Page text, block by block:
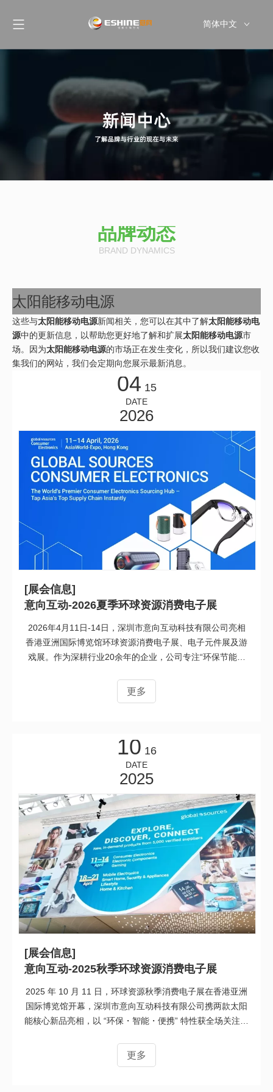
简体中文
品牌动态
BRAND DYNAMICS
太阳能移动电源
这些与太阳能移动电源新闻相关，您可以在其中了解太阳能移动电
源中的更新信息，以帮助您更好地了解和扩展太阳能移动电源市
场。因为太阳能移动电源的市场正在发生变化，所以我们建议您收
集我们的网站，我们会定期向您展示最新消息。
04 15
DATE
2026
[展会信息]
意向互动-2026夏季环球资源消费电子展
2026年4月11日-14日，深圳市意向互动科技有限公司亮相
香港亚洲国际博览馆环球资源消费电子展、电子元件展及游
戏展。作为深耕行业20余年的企业，公司专注“环保节能、
源两大品类，秉承“为客户持续提供产品创新的服务，为消
费者提供物超所值的产品”理念，专业承接全球OEM/ODM项
更多
10 16
DATE
2025
[展会信息]
意向互动-2025秋季环球资源消费电子展
2025 年 10 月 11 日，环球资源秋季消费电子展在香港亚洲
国际博览馆开幕，深圳市意向互动科技有限公司携两款太阳
能核心新品亮相，以 “环保・智能・便携” 特性获全场关注。
动” 领域 20 余年，拥有 100 + 项专利及 ISO9001、BSCI
认证，业务覆盖全球 50 多个国家和地区。现场，两款核心
更多